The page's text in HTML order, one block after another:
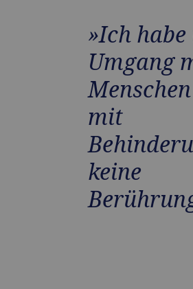
»Ich
Umgang
Menschen
mit
keine